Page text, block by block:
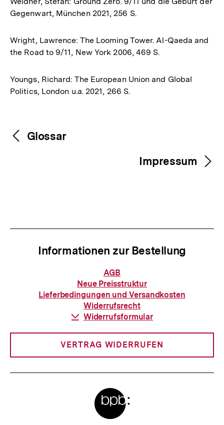
Gegenwart, München 2021, 256 S.
Wright, Lawrence: The Looming Tower. Al-Qaeda and
the Road to 9/11, New York 2006, 469 S.
Youngs, Richard: The European Union and Global
Politics, London u.a. 2021, 266 S.
Inhaltsnavigation
Inhaltsnavigation
Glossar
Impressum
Informationen zur Bestellung
Informationen
zur
Bestellung
AGB
Neue Preisstruktur
Lieferbedingungen und Versandkosten
Widerrufsrecht
Download-
Widerrufsformular
VERTRAG WIDERRUFEN